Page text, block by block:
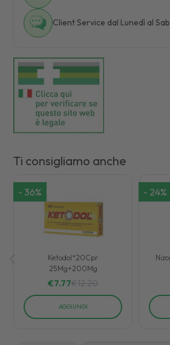
Client Service dal Lunedì al
Ti consigliamo anche
- 36%
Ketodol*20Cpr
25Mg+200Mg
€7.77€12.20
AGGIUNGI
- 24%